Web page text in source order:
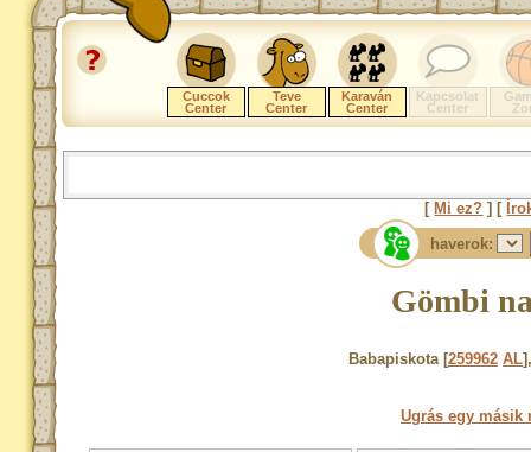
Cuccok
Center
Teve
Center
Karaván
Center
Kapcsolat
Center
[ Mi ez? ] [
haverok:
Gömbi
Babapiskota [259962 AL
Ugrás egy másik